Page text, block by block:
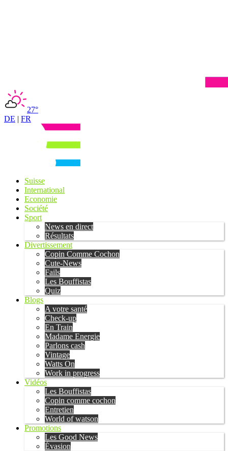
27°
DE | FR
Suisse
International
Economie
Société
Sport
News en direct
Résultats
Divertissement
Copin Comme Cochon
Cute-News
Fails
Les Bouffistas
Quiz
Blogs
A votre santé
Check-up
En Train
Madame Energie
Parlons cash
Vintage
Watts On
Work in progress
Vidéos
Les Bouffistas
Copin comme cochon
Entretien
World of watson
Promotions
Les Good News
Évasion